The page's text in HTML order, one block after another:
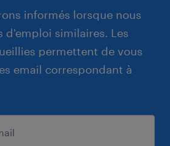
informés lorsque nous
d'emploi similaires. Les
permettent de vous
email correspondant à